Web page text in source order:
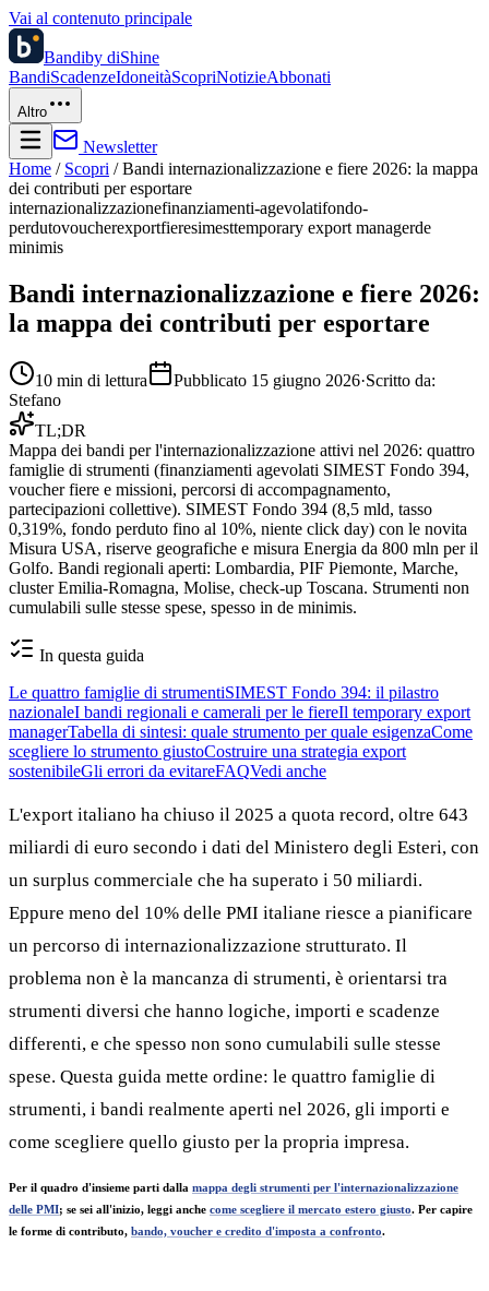
Vai al contenuto principale
Bandiby diShine
BandiScadenzeIdoneitàScopriNotizieAbbonati
Altro
Newsletter
Home / Scopri / Bandi internazionalizzazione e fiere 2026: la mappa
dei contributi per esportare
internazionalizzazionefinanziamenti-agevolatifondo-
perdutovoucherexportfieresimesttemporary export managerde
minimis
Bandi internazionalizzazione e fiere 2026:
la mappa dei contributi per esportare
10 min di lettura Pubblicato 15 giugno 2026·Scritto da:
Stefano
TL;DR
Mappa dei bandi per l'internazionalizzazione attivi nel 2026: quattro
famiglie di strumenti (finanziamenti agevolati SIMEST Fondo 394,
voucher fiere e missioni, percorsi di accompagnamento,
partecipazioni collettive). SIMEST Fondo 394 (8,5 mld, tasso
0,319%, fondo perduto fino al 10%, niente click day) con le novita
Misura USA, riserve geografiche e misura Energia da 800 mln per il
Golfo. Bandi regionali aperti: Lombardia, PIF Piemonte, Marche,
cluster Emilia-Romagna, Molise, check-up Toscana. Strumenti non
cumulabili sulle stesse spese, spesso in de minimis.
In questa guida
Le quattro famiglie di strumentiSIMEST Fondo 394: il pilastro
nazionaleI bandi regionali e camerali per le fiereIl temporary export
managerTabella di sintesi: quale strumento per quale esigenzaCome
scegliere lo strumento giustoCostruire una strategia export
sostenibileGli errori da evitareFAQVedi anche
L'export italiano ha chiuso il 2025 a quota record, oltre 643
miliardi di euro secondo i dati del Ministero degli Esteri, con
un surplus commerciale che ha superato i 50 miliardi.
Eppure meno del 10% delle PMI italiane riesce a pianificare
un percorso di internazionalizzazione strutturato. Il
problema non è la mancanza di strumenti, è orientarsi tra
strumenti diversi che hanno logiche, importi e scadenze
differenti, e che spesso non sono cumulabili sulle stesse
spese. Questa guida mette ordine: le quattro famiglie di
strumenti, i bandi realmente aperti nel 2026, gli importi e
come scegliere quello giusto per la propria impresa.
Per il quadro d'insieme parti dalla mappa degli strumenti per l'internazionalizzazione
delle PMI; se sei all'inizio, leggi anche come scegliere il mercato estero giusto. Per capire
le forme di contributo, bando, voucher e credito d'imposta a confronto.